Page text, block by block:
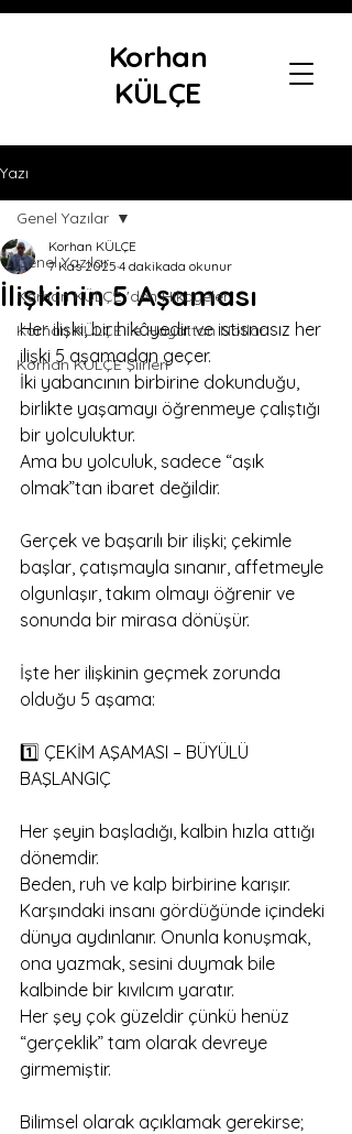
Korhan
KÜLÇE
Yazı
Genel Yazılar
Korhan KÜLÇE 'den Hikayeler
Korhan KÜLÇE ile Hayattan Notlar
Korhan KÜLÇE Şiirleri
Genel Yazılar
İlişkinin 5 Aşaması
Korhan KÜLÇE
7 Kas 2025 4 dakikada okunur
Her ilişki, bir hikâyedir ve istisnasız her
ilişki 5 aşamadan geçer.
İki yabancının birbirine dokunduğu,
birlikte yaşamayı öğrenmeye çalıştığı
bir yolculuktur.
Ama bu yolculuk, sadece “aşık
olmak”tan ibaret değildir.
Gerçek ve başarılı bir ilişki; çekimle
başlar, çatışmayla sınanır, affetmeyle
olgunlaşır, takım olmayı öğrenir ve
sonunda bir mirasa dönüşür.
İşte her ilişkinin geçmek zorunda
olduğu 5 aşama:
1️⃣ ÇEKİM AŞAMASI – BÜYÜLÜ
BAŞLANGIÇ
Her şeyin başladığı, kalbin hızla attığı
dönemdir.
Beden, ruh ve kalp birbirine karışır.
Karşındaki insanı gördüğünde içindeki
dünya aydınlanır. Onunla konuşmak,
ona yazmak, sesini duymak bile
kalbinde bir kıvılcım yaratır.
Her şey çok güzeldir çünkü henüz
“gerçeklik” tam olarak devreye
girmemiştir.
Bilimsel olarak açıklamak gerekirse;